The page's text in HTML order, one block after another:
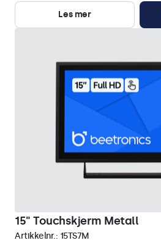
Les mer
15" Touchskjerm Metall
Artikkelnr.: 15TS7M